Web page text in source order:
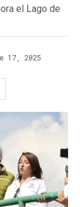
el Lago de
17, 2025